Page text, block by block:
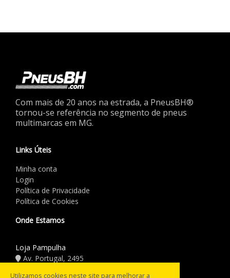
Com mais de 20 anos na estrada, a PneusBH®
tornou-se referência no segmento de pneus
multimarcas em MG.
Links Úteis
Minha conta
Login
Política de Privacidade
Política de Cookies
Onde Estamos
Loja Pampulha
Av. Portugal, 2495
Utilizamos cookies neste site para melhorar a